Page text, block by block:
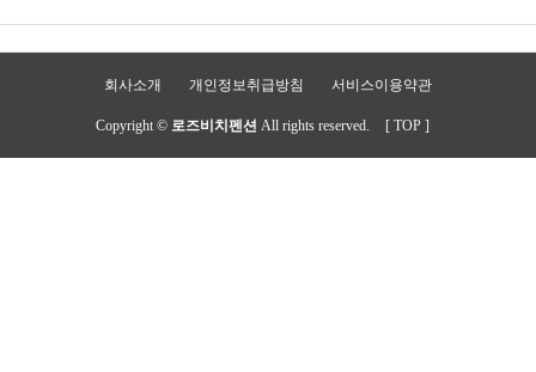
회사소개 개인정보취급방침 서비스이용약관
Copyright © 로즈비치펜션 All rights reserved. [ TOP ]